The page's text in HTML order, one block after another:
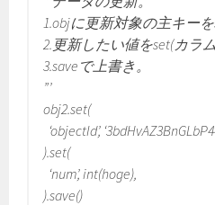
1.objに更新対象の主キーを
2.更新したい値をset(カラ
3.saveで上書き。
”’
obj2.set(
‘objectId’,
).set(
‘num’, int(hoge),
).save()